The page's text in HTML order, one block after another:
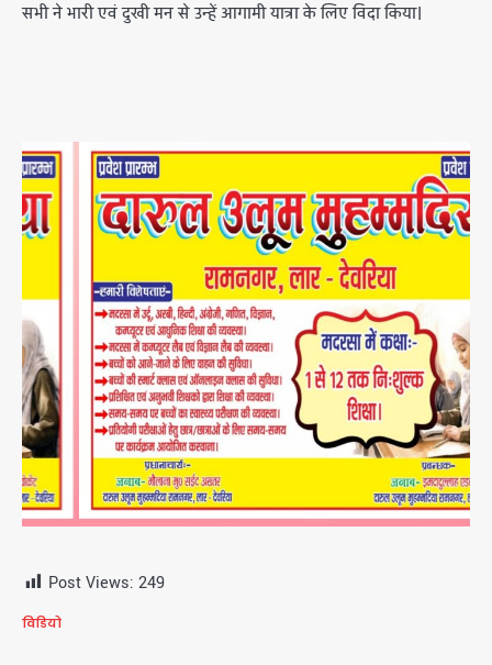
सभी ने भारी एवं दुखी मन से उन्हें आगामी यात्रा के लिए विदा किया।
Post Views: 249
विडियो